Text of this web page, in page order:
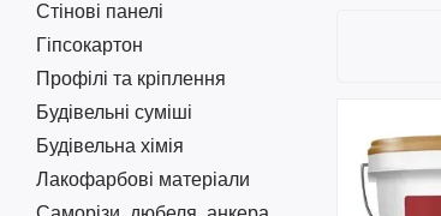
Стінові панелі
Гіпсокартон
Профілі та кріплення
Будівельні суміші
Будівельна хімія
Лакофарбові матеріали